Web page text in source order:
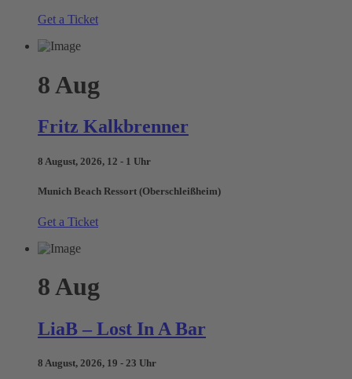
Get a Ticket
8 Aug
Fritz Kalkbrenner
8 August, 2026, 12 - 1 Uhr
Munich Beach Ressort (Oberschleißheim)
Get a Ticket
8Aug
LiaB – Lost In A Bar
8 August, 2026, 19 - 23 Uhr